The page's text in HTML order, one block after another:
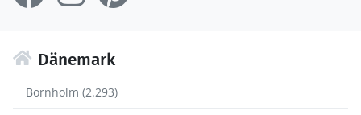
Dänemark
Bornholm (2.293)